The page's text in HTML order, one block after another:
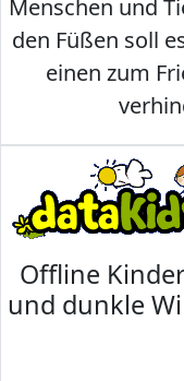
Menschen und
den Füßen soll
einen zum
Offline
und dunkle